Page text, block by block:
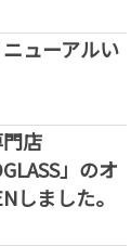
ューアルい
店
」のオ
しました。